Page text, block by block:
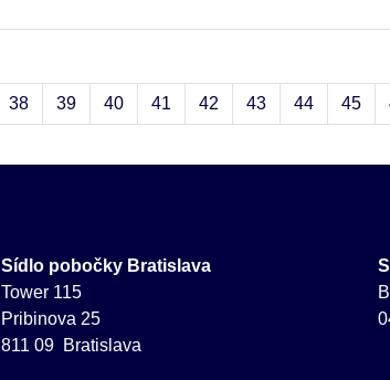
38 39 40 41 42 43 44 45
Sídlo pobočky Bratislava
Tower 115
Pribinova 25
811 09 Bratislava